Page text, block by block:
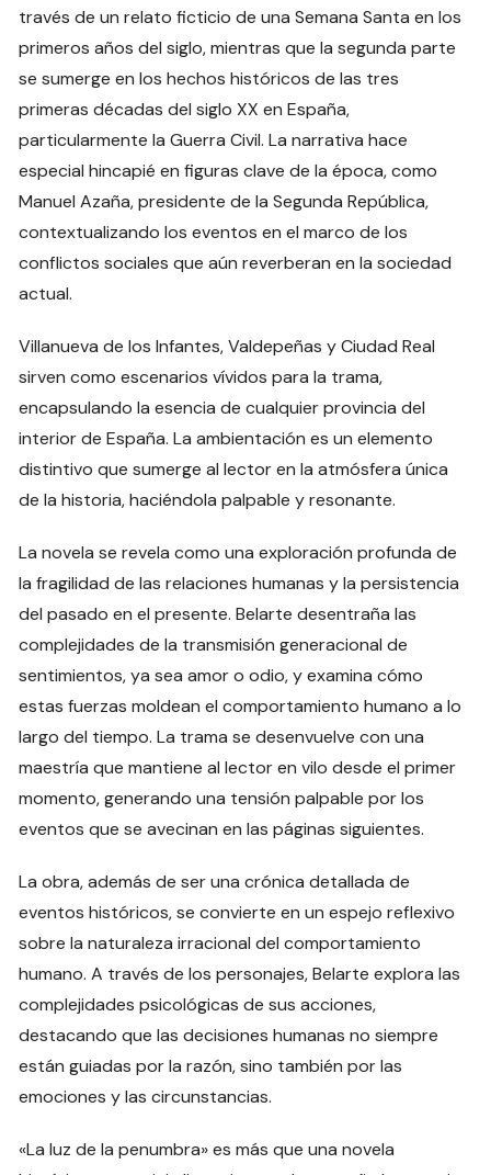
través de un relato ficticio de una Semana Santa en los
primeros años del siglo, mientras que la segunda parte
se sumerge en los hechos históricos de las tres
primeras décadas del siglo XX en España,
particularmente la Guerra Civil. La narrativa hace
especial hincapié en figuras clave de la época, como
Manuel Azaña, presidente de la Segunda República,
contextualizando los eventos en el marco de los
conflictos sociales que aún reverberan en la sociedad
actual.
Villanueva de los Infantes, Valdepeñas y Ciudad Real
sirven como escenarios vívidos para la trama,
encapsulando la esencia de cualquier provincia del
interior de España. La ambientación es un elemento
distintivo que sumerge al lector en la atmósfera única
de la historia, haciéndola palpable y resonante.
La novela se revela como una exploración profunda de
la fragilidad de las relaciones humanas y la persistencia
del pasado en el presente. Belarte desentraña las
complejidades de la transmisión generacional de
sentimientos, ya sea amor o odio, y examina cómo
estas fuerzas moldean el comportamiento humano a lo
largo del tiempo. La trama se desenvuelve con una
maestría que mantiene al lector en vilo desde el primer
momento, generando una tensión palpable por los
eventos que se avecinan en las páginas siguientes.
La obra, además de ser una crónica detallada de
eventos históricos, se convierte en un espejo reflexivo
sobre la naturaleza irracional del comportamiento
humano. A través de los personajes, Belarte explora las
complejidades psicológicas de sus acciones,
destacando que las decisiones humanas no siempre
están guiadas por la razón, sino también por las
emociones y las circunstancias.
«La luz de la penumbra» es más que una novela